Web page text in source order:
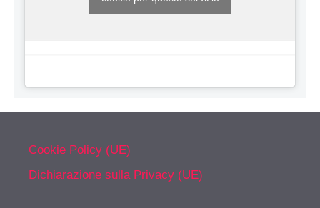
Cookie Policy (UE)
Dichiarazione sulla Privacy (UE)